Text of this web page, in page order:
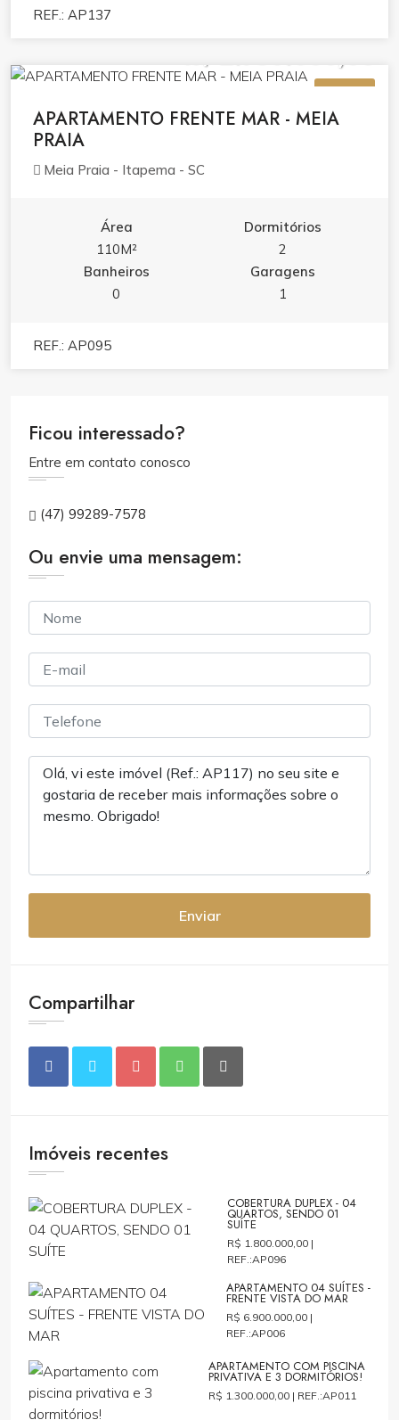
REF.: AP137
VENDA
APARTAMENTO FRENTE MAR - MEIA
PRAIA
Meia Praia - Itapema - SC
Área
110M²
Dormitórios
2
Banheiros
0
Garagens
1
REF.: AP095
Ficou interessado?
Entre em contato conosco
(47) 99289-7578
Ou envie uma mensagem:
Enviar
Compartilhar
Imóveis recentes
COBERTURA DUPLEX - 04
QUARTOS, SENDO 01
SUÍTE
R$ 1.800.000,00 |
REF.:AP096
APARTAMENTO 04 SUÍTES -
FRENTE VISTA DO MAR
R$ 6.900.000,00 |
REF.:AP006
APARTAMENTO COM PISCINA
PRIVATIVA E 3 DORMITÓRIOS!
R$ 1.300.000,00 | REF.:AP011